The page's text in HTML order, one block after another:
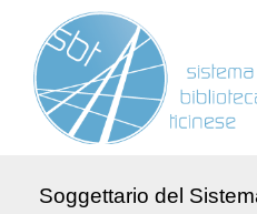
Soggettario del